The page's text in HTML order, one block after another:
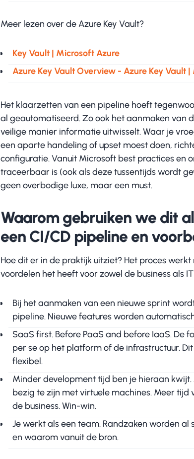
Meer lezen over de Azure Key Vault?
Key Vault | Microsoft Azure
Azure Key Vault Overview - Azure Key Vault
Het klaarzetten van een pipeline hoeft
al geautomatiseerd. Zo ook het aanmaken van
veilige manier informatie uitwisselt. Waar je
een aparte handeling of upset moest doen,
configuratie. Vanuit Microsoft best practices en
traceerbaar is (ook als deze tussentijds wordt
geen overbodige luxe, maar een must.
Waarom gebruiken we dit
een CI/CD pipeline en
Hoe dit er in de praktijk uitziet? Het proces
voordelen het heeft voor zowel de business als
Bij het aanmaken van een nieuwe sprint
pipeline. Nieuwe features worden
SaaS first. Before PaaS and before IaaS. De
per se op het platform of de infrastructuur.
flexibel.
Minder development tijd ben je hieraan
bezig te zijn met virtuele machines. Meer
de business. Win-win.
Je werkt als een team. Randzaken worden
en waarom vanuit de bron.